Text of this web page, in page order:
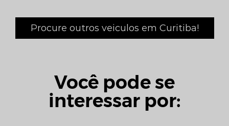
Procure outros veiculos em Curitiba!
Você pode se
interessar por: